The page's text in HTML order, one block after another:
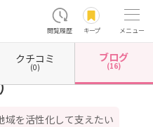
閲覧履歴 キープ メニュー
婚活Lapin（ラパン） カウンセラーブログ
域を活性化して支えたい
クチコミ
(0)
ブログ
(16)